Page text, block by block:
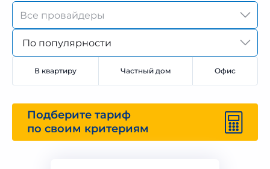
По популярности
В квартиру Частный дом Офис
Подберите тариф
по своим критериям